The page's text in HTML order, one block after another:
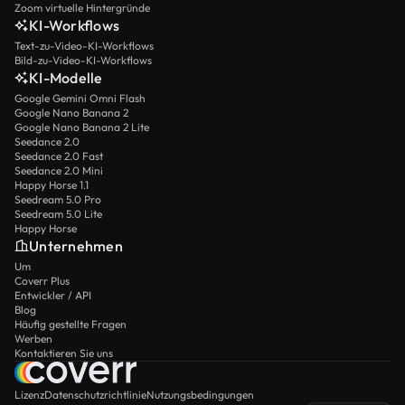
Zoom virtuelle Hintergründe
KI-Workflows
Text-zu-Video-KI-Workflows
Bild-zu-Video-KI-Workflows
KI-Modelle
Google Gemini Omni Flash
Google Nano Banana 2
Google Nano Banana 2 Lite
Seedance 2.0
Seedance 2.0 Fast
Seedance 2.0 Mini
Happy Horse 1.1
Seedream 5.0 Pro
Seedream 5.0 Lite
Happy Horse
Unternehmen
Um
Coverr Plus
Entwickler / API
Blog
Häufig gestellte Fragen
Werben
Kontaktieren Sie uns
LizenzDatenschutzrichtlinieNutzungsbedingungen